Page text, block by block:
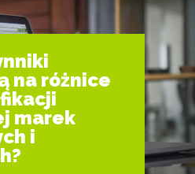
na różnice
marek
i